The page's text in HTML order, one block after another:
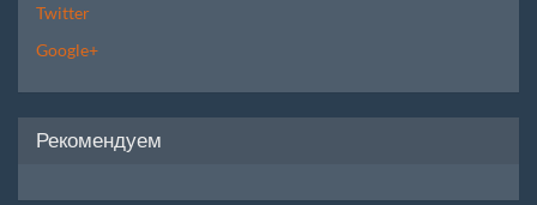
Twitter
Google+
Рекомендуем